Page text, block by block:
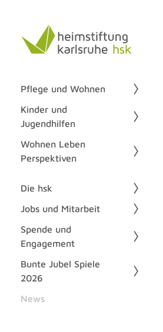
Pflege und Wohnen
Kinder und
Jugendhilfen
Wohnen Leben
Perspektiven
Die hsk
Jobs und Mitarbeit
Spende und
Engagement
Bunte Jubel Spiele
2026
News